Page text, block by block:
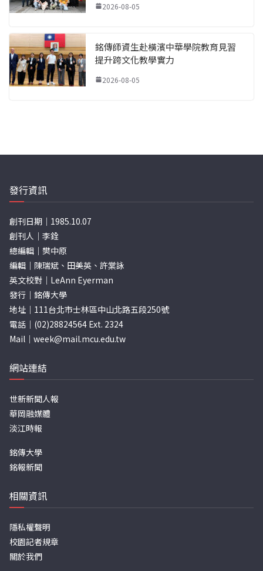
2026-08-05
銘傳師資生赴橫濱中華學院教育見習
提升跨文化教學實力
2026-08-05
發行資訊
創刊日期｜1985.10.07
創刊人｜李銓
總編輯｜樊中原
編輯｜陳瑞斌、田美英、許棠詠
英文校對｜LeAnn Eyerman
發行｜銘傳大學
地址｜111台北市士林區中山北路五段250號
電話｜(02)28824564 Ext. 2324
Mail｜ week@mail.mcu.edu.tw
網站連結
世新新聞人報
華岡融媒體
淡江時報
銘傳大學
銘報新聞
相關資訊
隱私權聲明
校園記者規章
關於我們